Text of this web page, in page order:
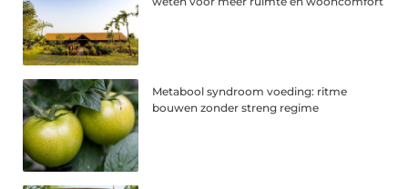
Metabool syndroom voeding: ritme
bouwen zonder streng regime